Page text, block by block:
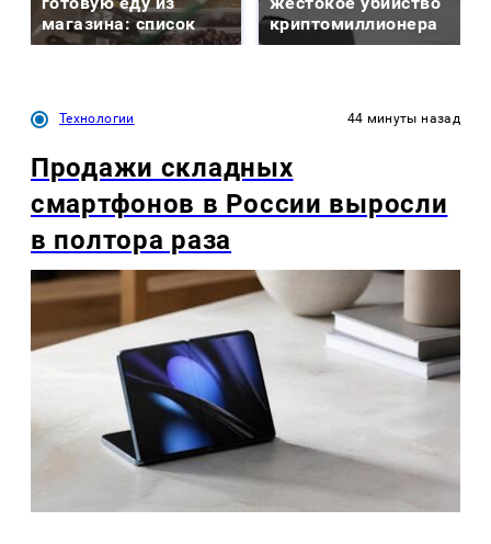
магазина: список
криптомиллионера
Технологии 44 минуты назад
Продажи складных
смартфонов в России выросли
в полтора раза